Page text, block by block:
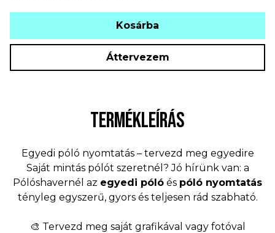
Kosárba
Áttervezem
TERMÉKLEÍRÁS
Egyedi póló nyomtatás – tervezd meg egyedire
Saját mintás pólót szeretnél? Jó hírünk van: a
Pólóshavernél az egyedi póló és póló nyomtatás
tényleg egyszerű, gyors és teljesen rád szabható.
🎨 Tervezd meg saját grafikával vagy fotóval